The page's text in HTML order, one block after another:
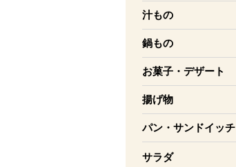
汁もの
を開く
鍋もの
を開く
お菓子・デザート
を開く
揚げ物
を開く
パン・サンドイッチ
を開く
サラダ